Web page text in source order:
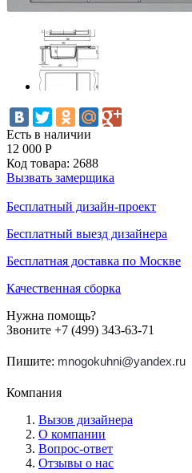
Есть в наличии
12 000 Р
Код товара: 2688
Вызвать замерщика
Бесплатный дизайн-проект
Бесплатный выезд дизайнера
Бесплатная доставка по Москве
Качественная сборка
Нужна помощь?
Звоните +7 (499) 343-63-71
Пишите: mnogokuhni@yandex.ru
Компания
Вызов дизайнера
О компании
Вопрос-ответ
Отзывы о нас